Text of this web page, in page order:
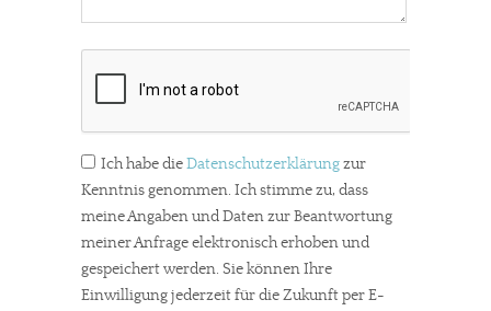
Ich habe dieDatenschutzerklärungzur
Kenntnis genommen. Ich stimme zu, dass
meine Angaben und Daten zur Beantwortung
meiner Anfrage elektronisch erhoben und
gespeichert werden. Sie können Ihre
Einwilligung jederzeit für die Zukunft per E-